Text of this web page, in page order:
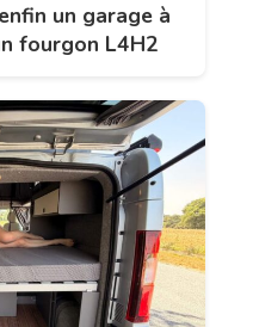
un garage à
fourgon L4H2